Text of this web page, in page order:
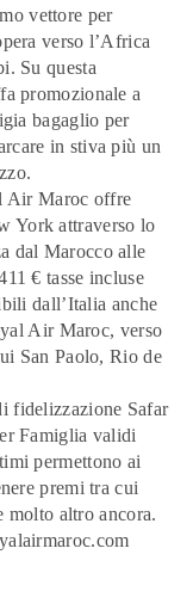
vettore per
verso l’Africa
Su questa
promozionale a
bagaglio per
in stiva più un
Air Maroc offre
York attraverso lo
dal Marocco alle
€ tasse incluse
dall’Italia anche
Air Maroc, verso
San Paolo, Rio de
fidelizzazione Safar
Famiglia validi
permettono ai
premi tra cui
molto altro ancora.